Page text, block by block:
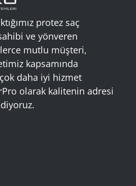
protez saç
ve yönveren
mutlu müşteri,
kapsamında
daha iyi hizmet
olarak kalitenin adresi